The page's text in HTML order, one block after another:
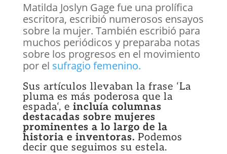
Matilda Joslyn Gage fue una prolífica
escritora, escribió numerosos ensayos
sobre la mujer. También escribió para
muchos periódicos y preparaba notas
sobre los progresos en el movimiento
por el sufragio femenino.
Sus artículos llevaban la frase ‘La
pluma es más poderosa que la
espada‘, e incluía columnas
destacadas sobre mujeres
prominentes a lo largo de la
historia e inventoras. Podemos
decir que seguimos su estela.